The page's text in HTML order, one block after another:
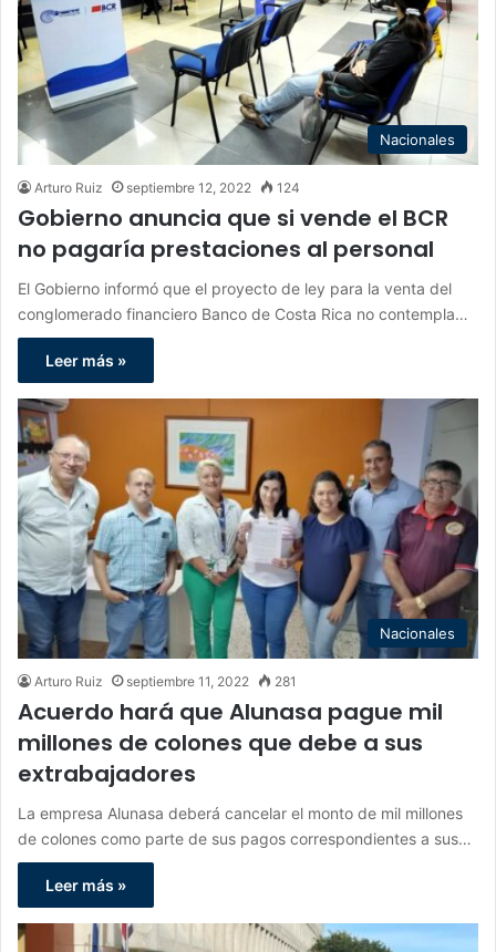
Nacionales
Arturo Ruiz septiembre 12, 2022 124
Gobierno anuncia que si vende el BCR
no pagaría prestaciones al personal
El Gobierno informó que el proyecto de ley para la venta del
conglomerado financiero Banco de Costa Rica no contempla…
Leer más »
Nacionales
Arturo Ruiz septiembre 11, 2022 281
Acuerdo hará que Alunasa pague mil
millones de colones que debe a sus
extrabajadores
La empresa Alunasa deberá cancelar el monto de mil millones
de colones como parte de sus pagos correspondientes a sus…
Leer más »